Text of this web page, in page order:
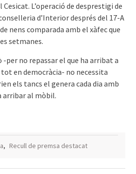
Cesicat. L’operació de desprestigi de
d’Interior després del 17-A
nens comparada amb el xàfec que
setmanes.
-per no repassar el que ha arribat a
en democràcia- no necessita
els tancs el genera cada dia amb
arribar al mòbil.
, Recull de premsa destacat